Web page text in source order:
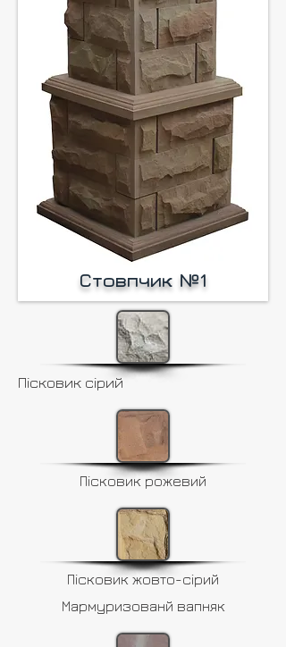
Cтовпчик №1
Пісковик сірий
Пісковик рожевий
Пісковик жовто-сірий
Мармуризованй вапняк